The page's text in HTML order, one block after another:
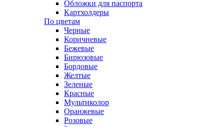
Обложки для паспорта
Картхолдеры
По цветам
Черные
Коричневые
Бежевые
Бирюзовые
Бордовые
Желтые
Зеленые
Красные
Мультиколор
Оранжевые
Розовые